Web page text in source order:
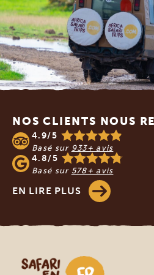
Footer
NOS CLIENTS NOUS
4.9/5
Basé sur 933+ avis
4.8/5
Basé sur 578+ avis
EN LIRE PLUS
Safari en Afrique